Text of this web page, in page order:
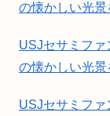
の懐かしい光景
USJセサミフ
の懐かしい光景
USJセサミフ